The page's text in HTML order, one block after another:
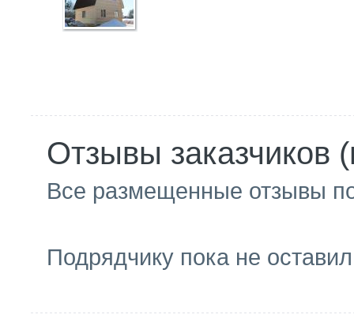
Отзывы заказчиков
Все размещенные отзывы
Подрядчику пока не